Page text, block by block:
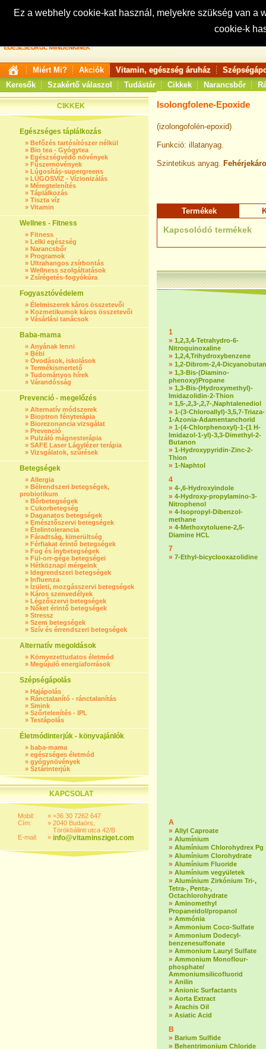
Ez a webhely cookie-kat használ, melyekre szükség van
cookie-k
Keresés:
Miért Mi? Akciók Vitamin, egészség áruház
Keresők
Szakértő válaszol Tudástár Cikkek Narancsbőr
CIKKEK
Egészséges táplálkozás
» Befőzés tartósítószer nélkül
» Bio tea - Gyógytea
» Egészségvédő növények
» Fűszernövények
» Lúgosítás-supergreens
» LÚGOSVÍZ - Vízionizálás
» Méregtelenítés
» Táplálkozás
» Tiszta víz
» Vitamin
Wellnes - Fitness
» Fitness
» Lelki egészség
» Narancsbőr
» Programok
» Ultrahangos zsírbontás
» Wellness szolgáltatások
» Zsírégetés-fogyókúra
Fogyasztóvédelem
» Élelmiszerek káros összetevői
» Kozmetikumok káros összetevői
» Vásárlási tanácsok
Baba-mama
» Anyának lenni
» Bébi
» Óvodások, iskolások
» Termékismertető
» Tudományos hírek
» Várandósság
Prevenció - megelőzés
» Alternatív módszerek
» Bioptron fényterápia
» Biorezonancia vizsgálat
» Prevenció
» Pulzáló mágnesterápia
» SAFE Laser Lágylézer terápia
» Vizsgálatok, szűrések
Betegségek
» Allergia
» Bélrendszeri betegségek,
probiotikum
» Bőrbetegségek
» Cukorbetegség
» Daganatos betegségek
» Emésztőszervi betegségek
» Ételintolerancia
» Fáradtság, kimerültség
» Férfiakat érintő betegségek
» Fog és ínybetegségek
» Fül-orr-gége betegségei
» Hétköznapi mérgeink
» Idegrendszeri betegségek
» Influenza
» Ízületi, mozgásszervi betegségek
» Káros szenvedélyek
» Légzőszervi betegségek
» Nőket érintő betegségek
» Stressz
» Szem betegségek
» Szív és érrendszeri betegségek
Alternatív megoldások
» Környezettudatos életmód
» Megújuló energiaforrások
Szépségápolás
» Hajápolás
» Ránctalanító - ránctalanítás
» Smink
» Szőrtelenítés - IPL
» Testápolás
Életmódinterjúk - könyvajánlók
» baba-mama
» egészséges életmód
» gyógynövények
» Sztárinterjúk
KAPCSOLAT
Mobil:
Cím:
E-mail:
»
»
»
+36 30 7262 647
2040 Budaörs,
Törökbálinti utca 42/B
info@vitaminsziget.com
Isolongfolene-Epoxide
(izolongofolén-epoxid)
Funkció: illatanyag.
Szintetikus anyag.
Termékek
Kapcsolódó termékek
1
» 1,2,3,4-Tetrahydro-6-
Nitroquinoxaline
» 1,2,4,Trihydroxybenzene
» 1,2-Dibrom-2,4-Dicyanobutan
» 1,3-Bis-(Diamino-
phenoxy)Propane
» 1,3-Bis-(Hydroxymethyl)-
Imidazolidin-2-Thion
» 1,5-,2,3-,2,7-,Naphtalenediol
» 1-(3-Chloroallyl)-3,5,7-Triaza-
1-Azonia-Adamentanchorid
» 1-(4-Chlorphenoxyl)-1-(1 H-
Imidazol-1-yl)-3,3-Dimethyl-2-
Butanon
» 1-Hydroxypyridin-Zinc-2-
Thion
» 1-Naphtol
4
» 4-,6-Hydroxyindole
» 4-Hydroxy-propylamino-3-
Nitrophenol
» 4-Isopropyl-Dibenzol-
methane
» 4-Methoxytoluene-2,5-
Diamine HCL
7
» 7-Ethyl-bicyclooxazolidine
A
» Allyl Caproate
» Alumínium
» Alumínium Chlorohydrex Pg
» Alumínium Clorohydrate
» Alumínium Fluoride
» Alumínium vegyületek
» Alumínium Zirkónium Tri-,
Tetra-, Penta-,
Octachlorohydrate
» Aminomethyl
Propaneidol/propanol
» Ammónia
» Ammonium Coco-Sulfate
» Ammonium Dodecyl-
benzenesulfonate
» Ammonium Lauryl Sulfate
» Ammonium Monoflour-
phosphate/
Ammoniumsilicofluorid
» Anilin
» Anionic Surfactants
» Aorta Extract
» Arachis Oil
» Asiatic Acid
B
» Barium Sulfide
» Behentrimonium Chloride